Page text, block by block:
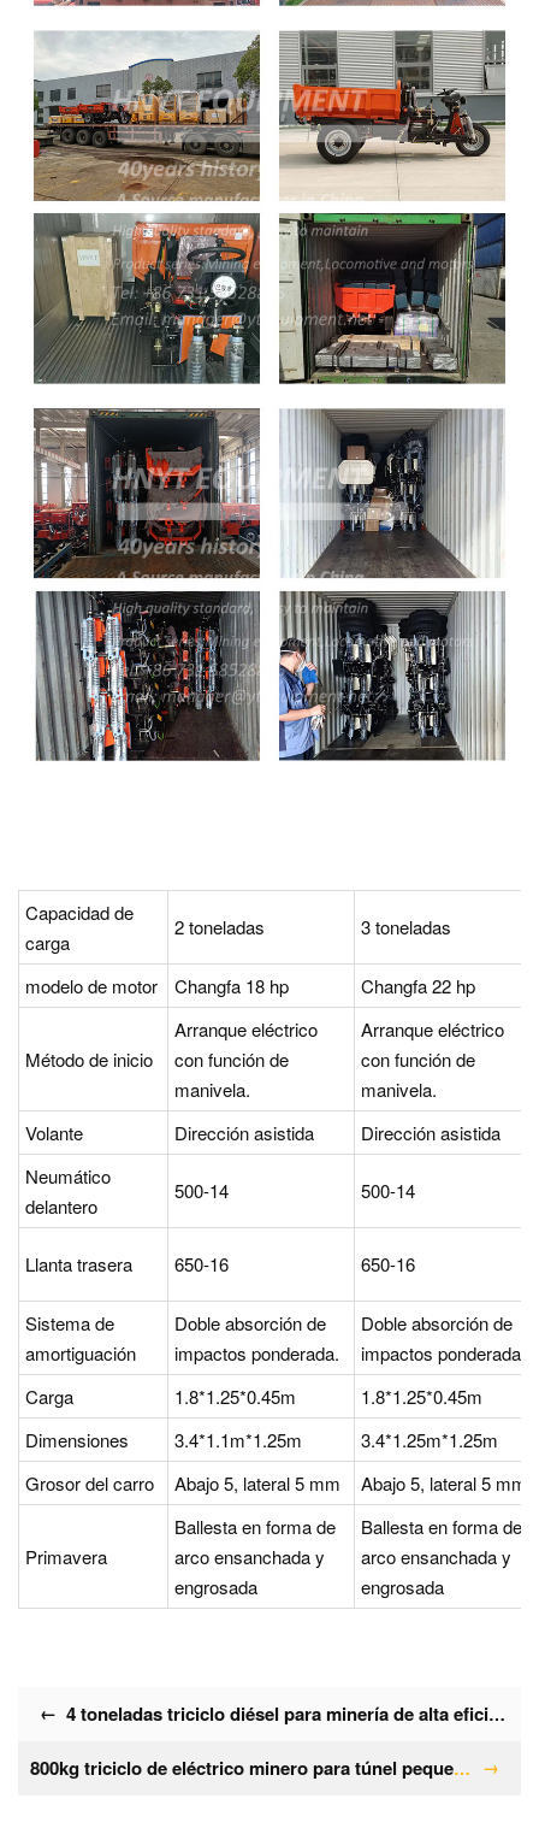
Capacidad de
carga
2 toneladas 3 toneladas
modelo de motor Changfa 18 hp Changfa 22 hp
Método de inicio
Arranque eléctrico
con función de
manivela.
Arranque eléctrico
con función de
manivela.
Volante
Dirección asistida
Dirección asistida
Neumático
delantero
500-14 500-14
Llanta trasera 650-16 650-16
Sistema de
amortiguación
Doble absorción de
impactos ponderada.
Doble absorción de
impactos ponderada.
Carga
1.8*1.25*0.45m
1.8*1.25*0.45m
Dimensiones
3.4*1.1m*1.25m
3.4*1.25m*1.25m
Grosor del carro
Abajo 5, lateral 5 mm Abajo 5, lateral 5 mm
Primavera
Ballesta en forma de
arco ensanchada y
engrosada
Ballesta en forma de
arco ensanchada y
engrosada
← 4 toneladas triciclo diésel para minería de alta eficiencia
800kg triciclo de eléctrico minero para túnel pequeño →